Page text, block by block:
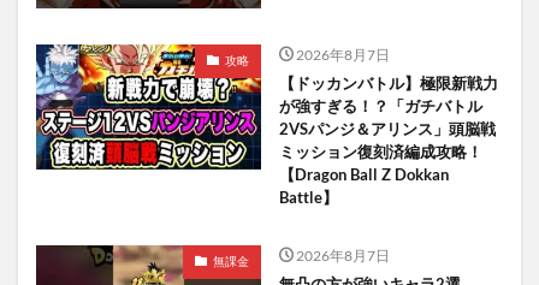
攻略 2026年8月7日
【ドッカンバトル】極限新戦力
が強すぎる！？「ガチバトル
2VSパンジ＆アリンス」頭脳戦
ミッション復刻済編成攻略！
【Dragon Ball Z Dokkan
Battle】
無課金 2026年8月7日